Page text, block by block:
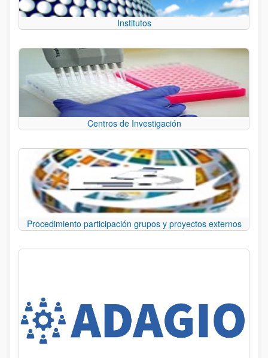
Institutos
Centros de Investigación
Procedimiento participación grupos y proyectos externos